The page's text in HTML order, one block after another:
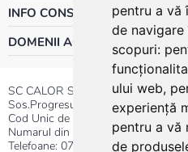
pentru a vă
de
scopuri:
ului web,
experiență
pentru a vă
de
INFO CONSUMATOR
DOMENII ACTIVITATE
SC CALOR SRL
Sos.Progresului nr.30-40, Sector
Cod Unic de Inregistrare: RO
Numarul din Registrul
Telefoane: 0737.23.44.44|